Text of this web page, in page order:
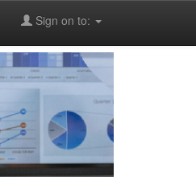
Sign on to: